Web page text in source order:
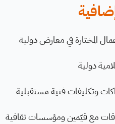
المختارة في معارض دولية
دولية
وتكليفات فنية مستقبلية
مع قيّمين ومؤسسات ثقافية